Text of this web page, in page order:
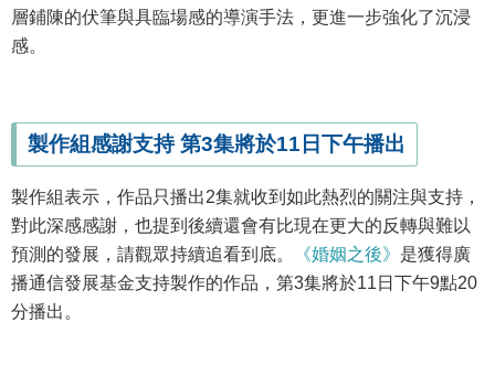
層鋪陳的伏筆與具臨場感的導演手法，更進一步強化了沉浸
感。
製作組感謝支持 第3集將於11日下午播出
製作組表示，作品只播出2集就收到如此熱烈的關注與支持，
對此深感感謝，也提到後續還會有比現在更大的反轉與難以
預測的發展，請觀眾持續追看到底。
《婚姻之後》 是獲得廣
播通信發展基金支持製作的作品，第3集將於11日下午9點20
分播出。